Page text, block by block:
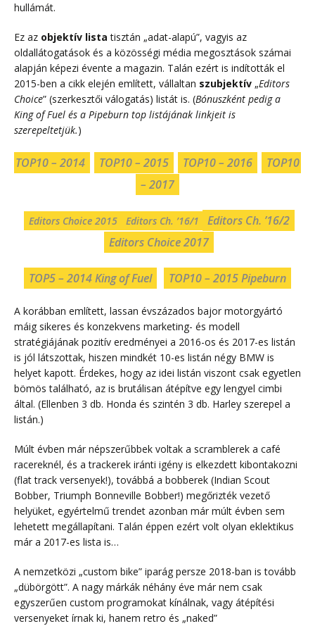
hullámát.
Ez az objektív lista tisztán „adat-alapú”, vagyis az
oldallátogatások és a közösségi média megosztások számai
alapján képezi évente a magazin. Talán ezért is indították el
2015-ben a cikk elején említett, vállaltan szubjektív „Editors
Choice” (szerkesztői válogatás) listát is. (Bónuszként pedig a
King of Fuel és a Pipeburn top listájának linkjeit is
szerepeltetjük.)
TOP10 – 2014 TOP10 – 2015 TOP10 – 2016
TOP10
– 2017
Editors Choice 2015 Editors Ch. ’16/1
Editors Ch. ’16/2
Editors Choice 2017
TOP5 – 2014 King of Fuel TOP10 – 2015 Pipeburn
A korábban említett, lassan évszázados bajor motorgyártó
máig sikeres és konzekvens marketing- és modell
stratégiájának pozitív eredményei a 2016-os és 2017-es listán
is jól látszottak, hiszen mindkét 10-es listán négy BMW is
helyet kapott. Érdekes, hogy az idei listán viszont csak egyetlen
bömös található, az is brutálisan átépítve egy lengyel cimbi
által. (Ellenben 3 db. Honda és szintén 3 db. Harley szerepel a
listán.)
Múlt évben már népszerűbbek voltak a scramblerek a café
racereknél, és a trackerek iránti igény is elkezdett kibontakozni
(flat track versenyek!), továbbá a bobberek (Indian Scout
Bobber, Triumph Bonneville Bobber!) megőrizték vezető
helyüket, egyértelmű trendet azonban már múlt évben sem
lehetett megállapítani. Talán éppen ezért volt olyan eklektikus
már a 2017-es lista is…
A nemzetközi „custom bike” iparág persze 2018-ban is tovább
„dübörgött”. A nagy márkák néhány éve már nem csak
egyszerűen custom programokat kínálnak, vagy átépítési
versenyeket írnak ki, hanem retro és „naked”